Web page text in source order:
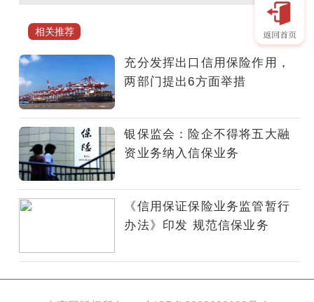
2026
商
务
高
质
量
发
展
重
点
充
相关推荐
充分发挥出口信用保险作用，
两部门提出6方面举措
银保监会：险企不得将五大融
资业务纳入信保业务
《信用保证保险业务监管暂行
办法》印发 规范信保业务